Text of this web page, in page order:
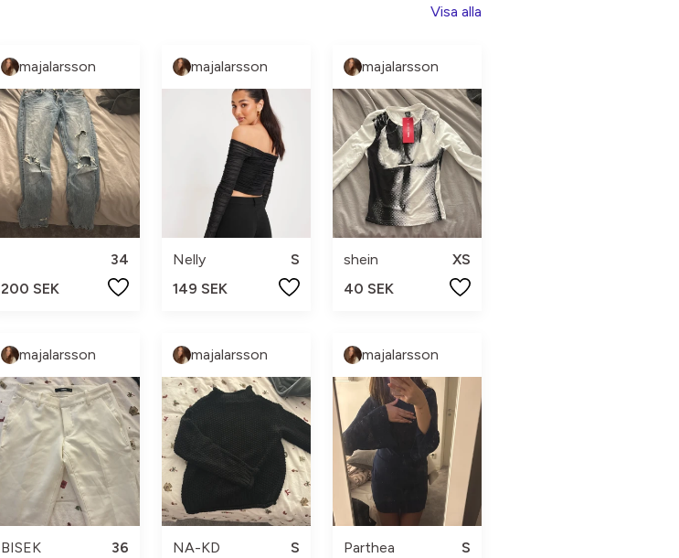
Visa alla
majalarsson
34
200 SEK
majalarsson
Nelly
S
149 SEK
majalarsson
shein
XS
40 SEK
majalarsson
BISEK
36
majalarsson
NA-KD
S
majalarsson
Parthea
S